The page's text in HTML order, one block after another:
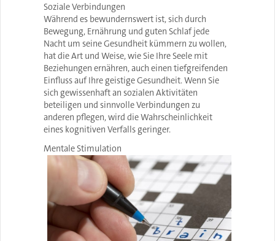
Soziale Verbindungen
Während es bewundernswert ist, sich durch
Bewegung, Ernährung und guten Schlaf jede
Nacht um seine Gesundheit kümmern zu wollen,
hat die Art und Weise, wie Sie Ihre Seele mit
Beziehungen ernähren, auch einen tiefgreifenden
Einfluss auf Ihre geistige Gesundheit. Wenn Sie
sich gewissenhaft an sozialen Aktivitäten
beteiligen und sinnvolle Verbindungen zu
anderen pflegen, wird die Wahrscheinlichkeit
eines kognitiven Verfalls geringer.
Mentale Stimulation